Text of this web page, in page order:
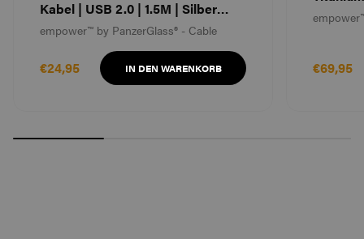
Kabel | USB 2.0 | 1.5M | Silber
Weiß
empower™ by PanzerGlass® - Cable
€24,95 IN DEN WARENKORB €69,95